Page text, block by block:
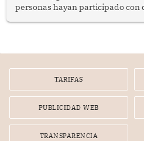
personas hayan participado con
por la frustrada realización de
TARIFAS
PUBLICIDAD WEB
TRANSPARENCIA